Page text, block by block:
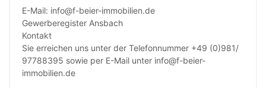
E-Mail: info@f-beier-immobilien.de
Gewerberegister Ansbach
Kontakt
Sie erreichen uns unter der Telefonnummer +49 (0)981/
97788395 sowie per E-Mail unter info@f-beier-
immobilien.de